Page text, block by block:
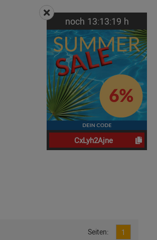
Seiten: 1
noch 13:13:18 h
CxLyh2Ajne